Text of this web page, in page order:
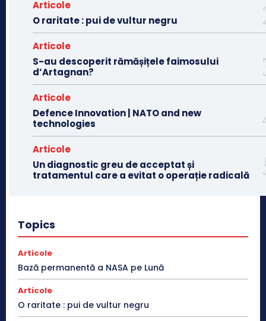
Articole
O raritate : pui de vultur negru
Articole
S-au descoperit rămășițele faimosului
d’Artagnan?
Articole
Defence Innovation | NATO and new
technologies
Articole
Un diagnostic greu de acceptat și
tratamentul care a evitat o operație radicală
Topics
Articole
Bază permanentă a NASA pe Lună
Articole
O raritate : pui de vultur negru